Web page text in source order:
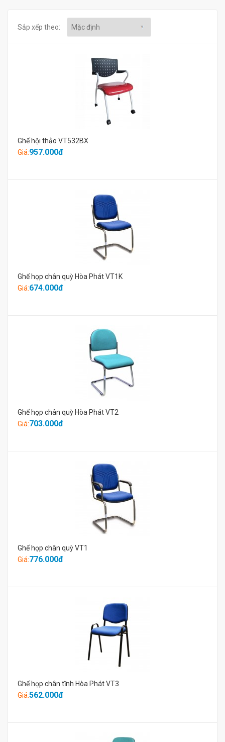
Sắp xếp theo:
Ghế hội thảo VT532BX
Giá:957.000đ
Ghế họp chân quỳ Hòa Phát VT1K
Giá:674.000đ
Ghế họp chân quỳ Hòa Phát VT2
Giá:703.000đ
Ghế họp chân quỳ VT1
Giá:776.000đ
Ghế họp chân tĩnh Hòa Phát VT3
Giá:562.000đ